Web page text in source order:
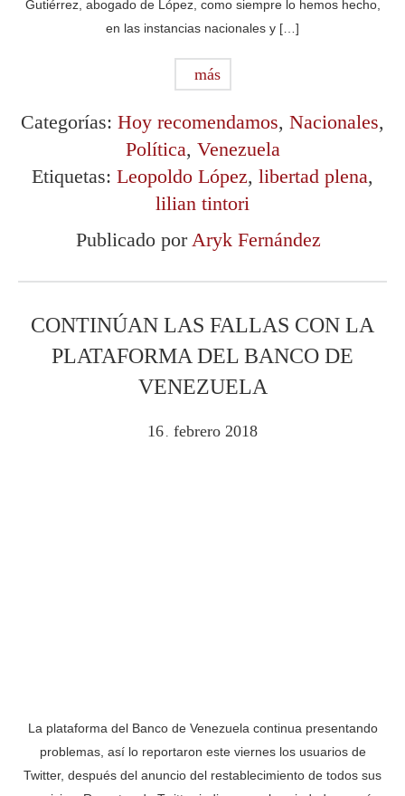
Gutiérrez, abogado de López, como siempre lo hemos hecho,
en las instancias nacionales y […]
más
Categorías: Hoy recomendamos, Nacionales,
Política, Venezuela
Etiquetas: Leopoldo López, libertad plena,
lilian tintori
Publicado por Aryk Fernández
CONTINÚAN LAS FALLAS CON LA
PLATAFORMA DEL BANCO DE
VENEZUELA
16 febrero 2018
La plataforma del Banco de Venezuela continua presentando
problemas, así lo reportaron este viernes los usuarios de
Twitter, después del anuncio del restablecimiento de todos sus